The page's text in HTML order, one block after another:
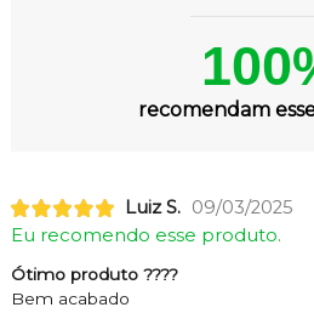
recomendam
Luiz S. 09/03/2025
Eu recomendo esse produto.
Ótimo produto ????
Bem acabado